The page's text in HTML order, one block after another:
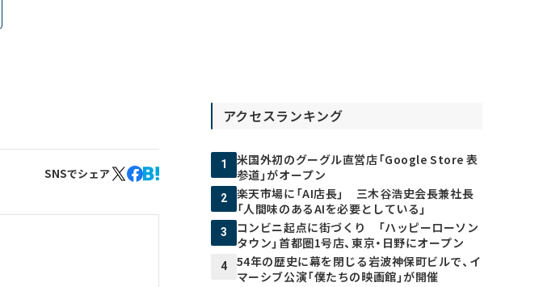
SNSでシェア
アクセスランキング
1
米国外初のグーグル直営店「Google Store 表
参道」がオープン
2
楽天市場に「AI店長」 三木谷浩史会長兼社長
「人間味のあるAIを必要としている」
3
コンビニ起点に街づくり 「ハッピーローソン
タウン」首都圏1号店、東京・日野にオープン
4
54年の歴史に幕を閉じる岩波神保町ビルで、イ
マーシブ公演「僕たちの映画館」が開催